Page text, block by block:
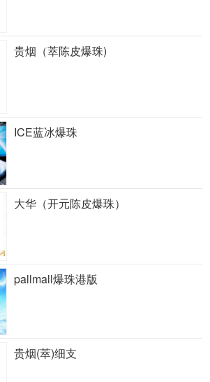
贵烟（萃陈皮爆珠)
ICE蓝冰爆珠
大华（开元陈皮爆珠）
pallmall爆珠港版
贵烟(萃)细支